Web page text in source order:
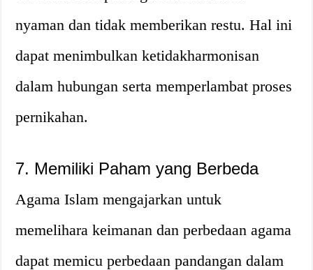
nyaman dan tidak memberikan restu. Hal ini
dapat menimbulkan ketidakharmonisan
dalam hubungan serta memperlambat proses
pernikahan.
7. Memiliki Paham yang Berbeda
Agama Islam mengajarkan untuk
memelihara keimanan dan perbedaan agama
dapat memicu perbedaan pandangan dalam